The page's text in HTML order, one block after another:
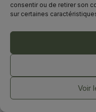
consentir ou de retirer son
sur certaines
Voir
©2025.
Mentions légales &